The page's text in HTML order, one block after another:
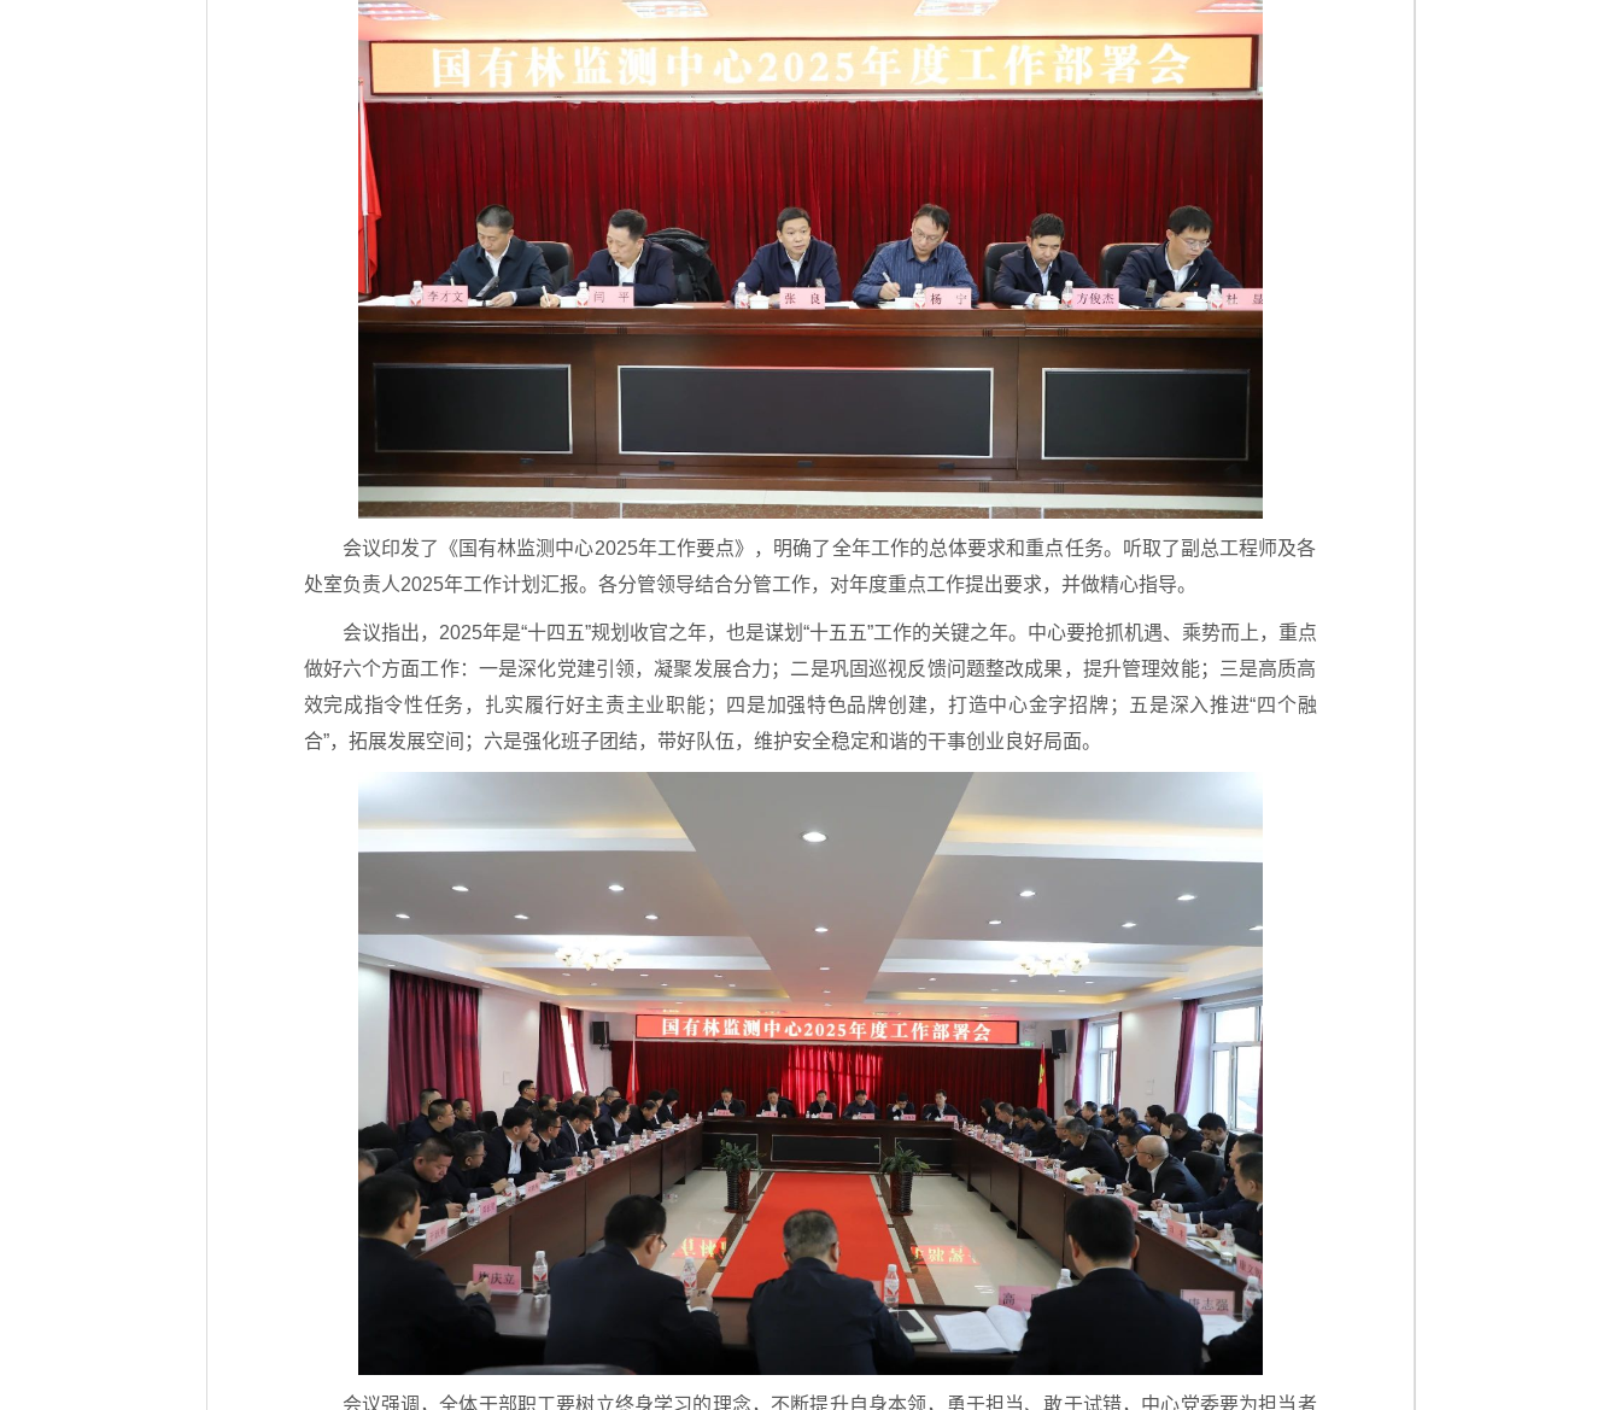
会议印发了《国有林监测中心2025年工作要点》，明确了全年工作的总体要求和重点任务。听取了副总工程师及各
处室负责人2025年工作计划汇报。各分管领导结合分管工作，对年度重点工作提出要求，并做精心指导。
会议指出，2025年是“十四五”规划收官之年，也是谋划“十五五”工作的关键之年。中心要抢抓机遇、乘势而上，重点
做好六个方面工作：一是深化党建引领，凝聚发展合力；二是巩固巡视反馈问题整改成果，提升管理效能；三是高质高
效完成指令性任务，扎实履行好主责主业职能；四是加强特色品牌创建，打造中心金字招牌；五是深入推进“四个融
合”，拓展发展空间；六是强化班子团结，带好队伍，维护安全稳定和谐的干事创业良好局面。
会议强调，全体干部职工要树立终身学习的理念，不断提升自身本领，勇于担当、敢于试错，中心党委要为担当者